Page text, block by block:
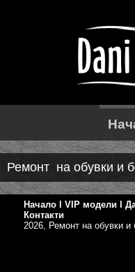
Ремонт на обувки и
Начало VIP модели
Контакти
2026, Ремонт на обувки и